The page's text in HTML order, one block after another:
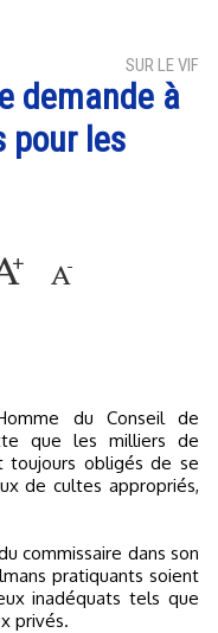
SUR LE VIF
demande à
pour les
que les milliers de
toujours obligés de se
de cultes appropriés,
commissaire dans son
pratiquants soient
inadéquats tels que
privés.